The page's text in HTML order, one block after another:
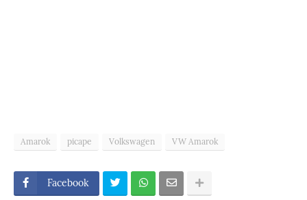
Amarok picape Volkswagen VW Amarok
Facebook